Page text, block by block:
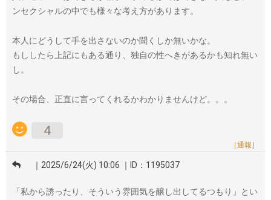
ンセクシャルの中でも様々な考え方があります。
本人にどうして手を出さないのか聞くしか無いかな。
もししたら上記にもある通り、独自の性へきがあるかも知れ無い
し。
その場合、正直に言ってくれるかわかりませんけど。。。
4
［通報］
｜2025/6/24(火) 10:06 ｜ID：1195037
「私から誘ったり、そういう雰囲気を醸し出してるつもり」とい